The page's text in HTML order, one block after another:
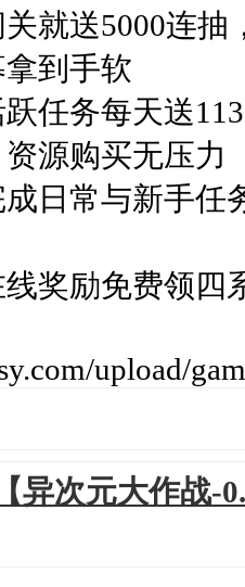
就送5000连抽
到手软
任务每天送
源购买无压力
日常与新手任
奖励免费领四
upload/
【异次元大作战-